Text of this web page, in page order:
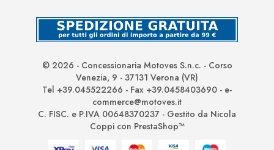
© 2026 - Concessionaria Motoves S.n.c. - Corso
Venezia, 9 - 37131 Verona (VR)
Tel +39.045522266 - Fax +39.0458403690 - e-
commerce@motoves.it
C. FISC. e P.IVA 00648370237 - Gestito da Nicola
Coppi con PrestaShop™